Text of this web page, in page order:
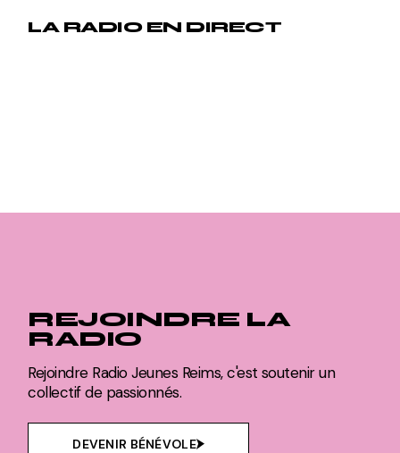
LA RADIO EN DIRECT
REJOINDRE LA
RADIO
Rejoindre Radio Jeunes Reims, c'est soutenir un
collectif de passionnés.
DEVENIR BÉNÉVOLE